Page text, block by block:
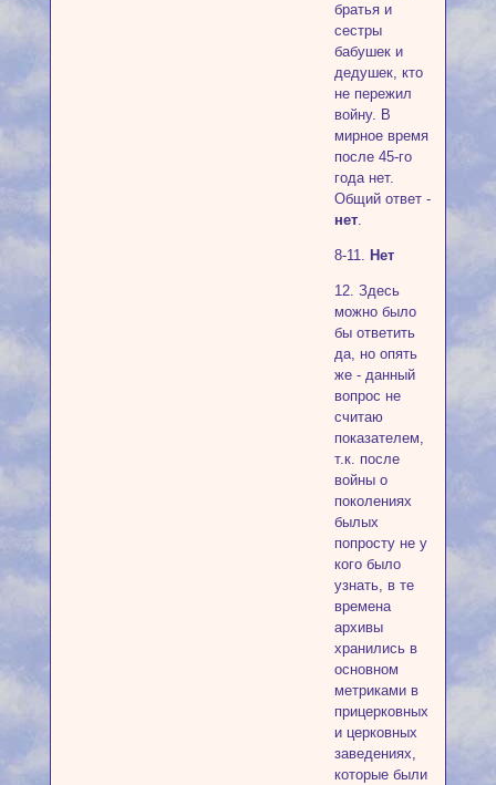
братья и
сестры
бабушек и
дедушек, кто
не пережил
войну. В
мирное время
после 45-го
года нет.
Общий ответ -
нет.
8-11. Нет
12. Здесь
можно было
бы ответить
да, но опять
же - данный
вопрос не
считаю
показателем,
т.к. после
войны о
поколениях
былых
попросту не у
кого было
узнать, в те
времена
архивы
хранились в
основном
метриками в
прицерковных
и церковных
заведениях,
которые были